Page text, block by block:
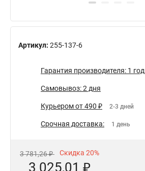
Артикул: 255-137-6
Гарантия производителя: 1 год
Самовывоз: 2 дня
Курьером от 490 ₽ 2-3 дней
Срочная доставка: 1 день
3 781,26 ₽ Скидка 20%
3 025,01 ₽